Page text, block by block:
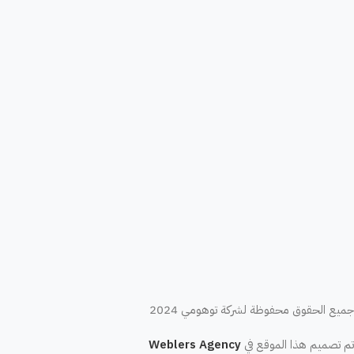
جميع الحقوق محفوظة لشركة توهومي 2024
تم تصميم هذا الموقع في Weblers Agency